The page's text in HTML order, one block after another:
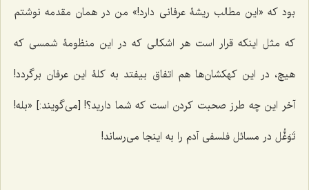
بود که «این مطالب ریشۀ عرفانی دارد!» من در همان مقدمه نوشتم
که مثل‌ اینکه قرار است هر اشکالی که در این منظومۀ شمسی که
هیچ، در این کهکشان‌ها هم اتفاق بیفتد به کلۀ این عرفان برگردد!
آخر این چه طرز صحبت کردن است که شما دارید؟! [می‌گویند:] «بله!
تَوَغُّل در مسائل فلسفی آدم را به اینجا می‌رساند!